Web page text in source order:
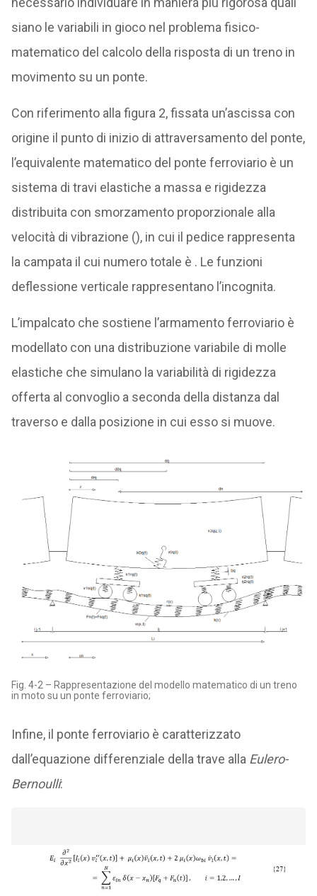
siano le variabili in gioco nel problema fisico-
matematico del calcolo della risposta di un treno in
movimento su un ponte.
Con riferimento alla figura 2, fissata un’ascissa con
origine il punto di inizio di attraversamento del ponte,
l’equivalente matematico del ponte ferroviario è un
sistema di travi elastiche a massa e rigidezza
distribuita con smorzamento proporzionale alla
velocità di vibrazione (), in cui il pedice rappresenta
la campata il cui numero totale è . Le funzioni
deflessione verticale rappresentano l’incognita.
L’impalcato che sostiene l’armamento ferroviario è
modellato con una distribuzione variabile di molle
elastiche che simulano la variabilità di rigidezza
offerta al convoglio a seconda della distanza dal
traverso e dalla posizione in cui esso si muove.
Fig. 4-2 – Rappresentazione del modello matematico di un treno
in moto su un ponte ferroviario;
Infine, il ponte ferroviario è caratterizzato
dall’equazione differenziale della trave alla Eulero-
Bernoulli: